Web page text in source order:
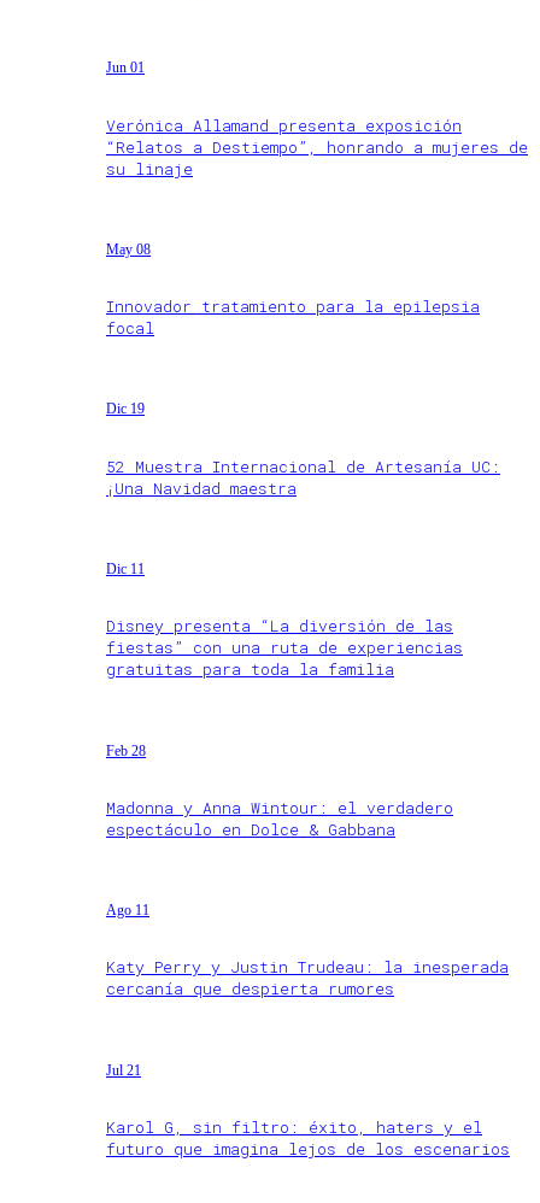
Jun 01
Verónica Allamand presenta exposición
“Relatos a Destiempo”, honrando a mujeres de
su linaje
May 08
Innovador tratamiento para la epilepsia
focal
Dic 19
52 Muestra Internacional de Artesanía UC:
¡Una Navidad maestra
Dic 11
Disney presenta “La diversión de las
fiestas” con una ruta de experiencias
gratuitas para toda la familia
Feb 28
Madonna y Anna Wintour: el verdadero
espectáculo en Dolce & Gabbana
Ago 11
Katy Perry y Justin Trudeau: la inesperada
cercanía que despierta rumores
Jul 21
Karol G, sin filtro: éxito, haters y el
futuro que imagina lejos de los escenarios